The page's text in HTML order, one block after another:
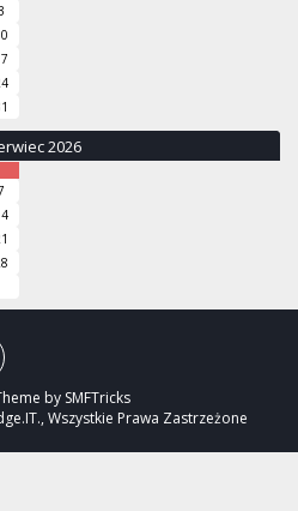
2026
by SMFTricks
Wszystkie Prawa Zastrzeżone